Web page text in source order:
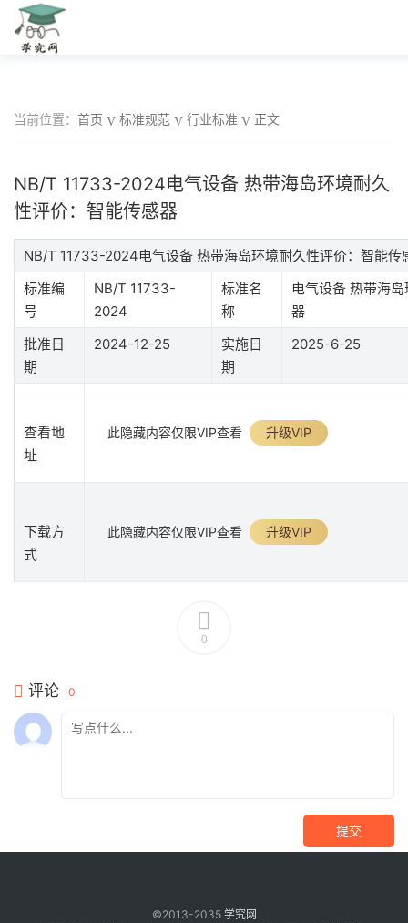
当前位置： 首页 标准规范 行业标准 正文
NB/T 11733-2024电气设备 热带海岛环境耐久
性评价：智能传感器
NB/T 11733-2024电气设备 热带海岛环境耐久性评价：智能传
标准编
号
NB/T 11733-
2024
标准名
称
电气设备 热带海
器
批准日
期
2024-12-25
实施日
期
2025-6-25
查看地
址
此隐藏内容仅限VIP查看 升级VIP
下载方
式
此隐藏内容仅限VIP查看 升级VIP
0
评论 0
提交
©2013-2035 学究网